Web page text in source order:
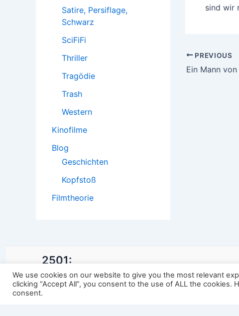
Satire, Persiflage,
Schwarz
SciFiFi
Thriller
Tragödie
Trash
Western
Kinofilme
Blog
Geschichten
Kopfstoß
Filmtheorie
sind wir
Post
navigation
PREVIOUS
Ein Mann
2501:
We use cookies on our website to give you the most relevant
clicking “Accept All”, you consent to the use of ALL the
consent.